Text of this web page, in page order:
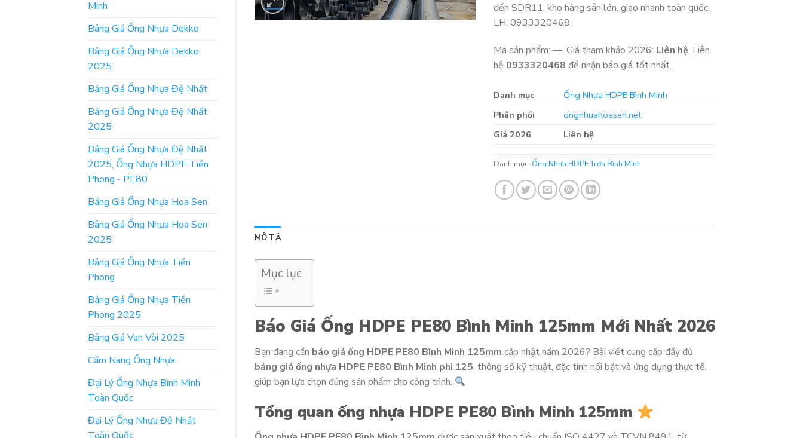
Minh
Bảng Giá Ống Nhựa Dekko
Bảng Giá Ống Nhựa Dekko
2025
Bảng Giá Ống Nhựa Đệ Nhất
Bảng Giá Ống Nhựa Đệ Nhất
2025
Bảng Giá Ống Nhựa Đệ Nhất
2025, Ống Nhựa HDPE Tiền
Phong - PE80
Bảng Giá Ống Nhựa Hoa Sen
Bảng Giá Ống Nhựa Hoa Sen
2025
Bảng Giá Ống Nhựa Tiền
Phong
Bảng Giá Ống Nhựa Tiền
Phong 2025
Bảng Giá Van Vòi 2025
Cẩm Nang Ống Nhựa
Đại Lý Ống Nhựa Bình Minh
Toàn Quốc
Đại Lý Ống Nhựa Đệ Nhất
Toàn Quốc
đến SDR11, kho hàng sẵn lớn, giao nhanh toàn quốc.
LH: 0933320468.
Mã sản phẩm:—. Giá tham khảo 2026: Liên hệ. Liên
hệ 0933320468 để nhận báo giá tốt nhất.
Danh mục
Ống Nhựa HDPE Bình Minh
Phân phối
ongnhuahoasen.net
Giá 2026
Liên hệ
Danh mục:Ống Nhựa HDPE Trơn Bình Minh
MÔ TẢ
Mục lục
Báo Giá Ống HDPE PE80 Bình Minh 125mm Mới Nhất 2026
Bạn đang cần báo giá ống HDPE PE80 Bình Minh 125mm cập nhật năm 2026? Bài viết cung cấp đầy đủ
bảng giá ống nhựa HDPE PE80 Bình Minh phi 125, thông số kỹ thuật, đặc tính nổi bật và ứng dụng thực tế,
giúp bạn lựa chọn đúng sản phẩm cho công trình.
Tổng quan ống nhựa HDPE PE80 Bình Minh 125mm